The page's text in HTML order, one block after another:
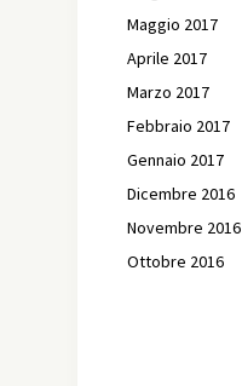
Maggio 2017
Aprile 2017
Marzo 2017
Febbraio 2017
Gennaio 2017
Dicembre 2016
Novembre 2016
Ottobre 2016